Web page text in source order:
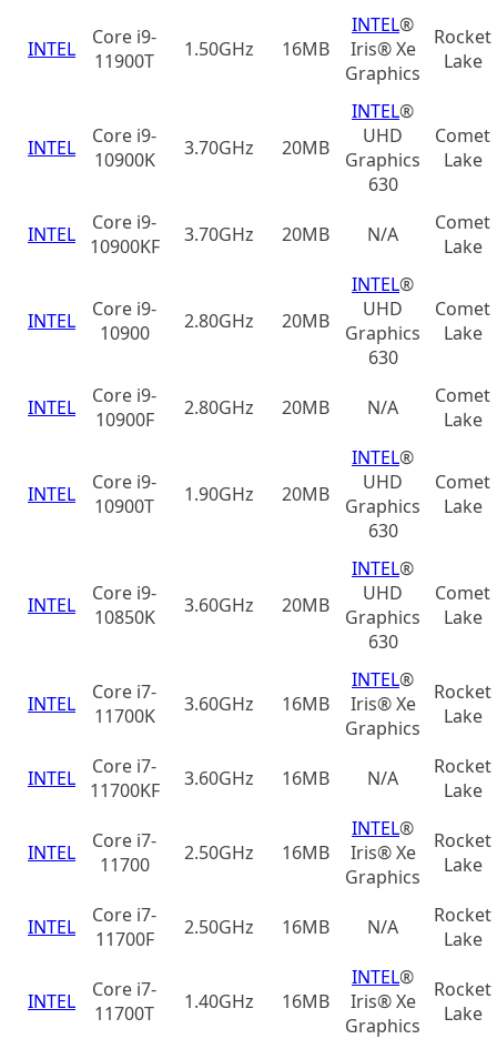
INTEL
Core i9-
11900T
1.50GHz 16MB
INTEL®
Iris® Xe
Graphics
Rocket
Lake
INTEL
Core i9-
10900K
3.70GHz 20MB
INTEL®
UHD
Graphics
630
Comet
Lake
INTEL
Core i9-
10900KF
3.70GHz 20MB N/A
Comet
Lake
INTEL
Core i9-
10900
2.80GHz 20MB
INTEL®
UHD
Graphics
630
Comet
Lake
INTEL
Core i9-
10900F
2.80GHz 20MB N/A
Comet
Lake
INTEL
Core i9-
10900T
1.90GHz 20MB
INTEL®
UHD
Graphics
630
Comet
Lake
INTEL
Core i9-
10850K
3.60GHz 20MB
INTEL®
UHD
Graphics
630
Comet
Lake
INTEL
Core i7-
11700K
3.60GHz 16MB
INTEL®
Iris® Xe
Graphics
Rocket
Lake
INTEL
Core i7-
11700KF
3.60GHz 16MB N/A
Rocket
Lake
INTEL
Core i7-
11700
2.50GHz 16MB
INTEL®
Iris® Xe
Graphics
Rocket
Lake
INTEL
Core i7-
11700F
2.50GHz 16MB N/A
Rocket
Lake
INTEL
Core i7-
11700T
1.40GHz 16MB
INTEL®
Iris® Xe
Graphics
Rocket
Lake